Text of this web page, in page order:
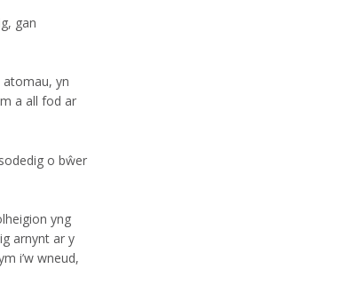
gan
atomau, yn
a all fod ar
o bŵer
yng
arnynt ar y
i’w wneud,